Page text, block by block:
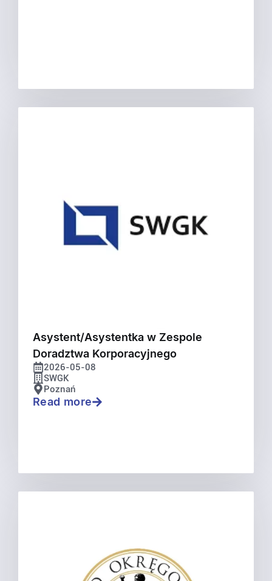
Asystent/Asystentka w Zespole
Doradztwa Korporacyjnego
2026-05-08
SWGK
Poznań
Read more